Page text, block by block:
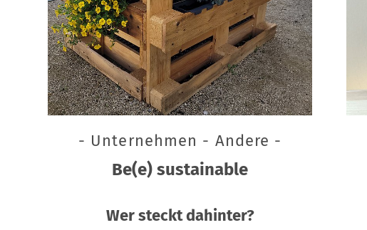
- Unternehmen - Andere -
Be(e) sustainable
Wer steckt dahinter?